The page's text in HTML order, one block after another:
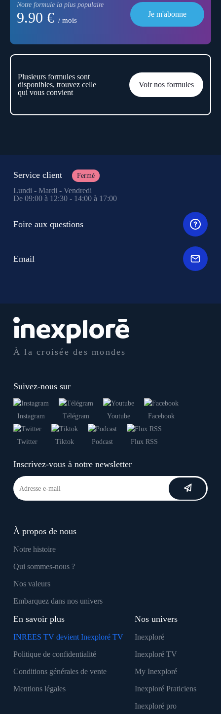
Notre formule la plus populaire
9.90 € / mois
Je m'abonne
Plusieurs formules sont
disponibles, trouvez celle
qui vous convient
Voir nos formules
À la croisée des mondes
Suivez-nous sur
Instagram Télégram Youtube Facebook
Twitter Tiktok Podcast Flux RSS
Inscrivez-vous à notre newsletter
À propos de nous
Notre histoire
Qui sommes-nous ?
Nos valeurs
Embarquez dans nos univers
En savoir plus
INREES TV devient Inexploré TV
Politique de confidentialité
Conditions générales de vente
Mentions légales
Nos univers
Inexploré
Inexploré TV
My Inexploré
Inexploré Praticiens
Inexploré pro
Service client Fermé
Lundi - Mardi - Vendredi
De 09:00 à 12:30 - 14:00 à 17:00
Foire aux questions
Email